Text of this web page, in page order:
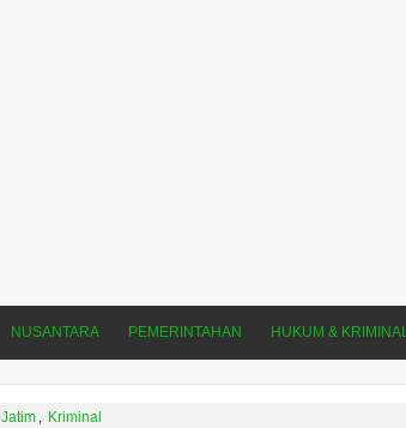
NUSANTARA PEMERINTAHAN HUKUM &
Jatim , Kriminal